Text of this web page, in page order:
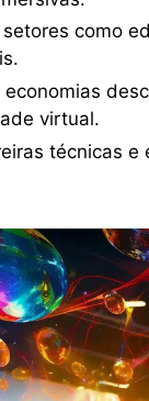
como
virtual.
técnicas